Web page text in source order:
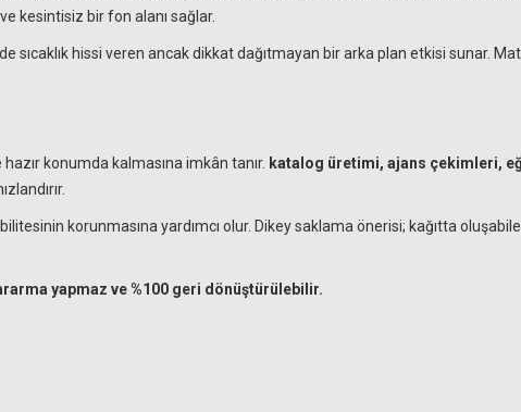
kesintisiz bir fon alanı sağlar.
hissi veren ancak dikkat dağıtmayan bir arka plan etkisi sunar. Mat
konumda kalmasına imkân tanır. katalog üretimi, ajans çekimleri,
korunmasına yardımcı olur. Dikey saklama önerisi; kağıtta
yapmaz ve %100 geri dönüştürülebilir.